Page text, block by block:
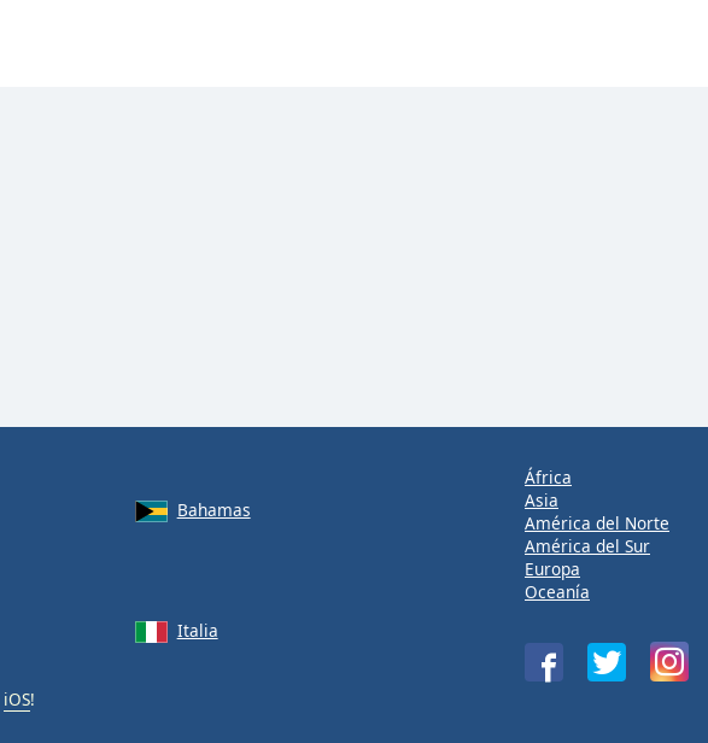
Bahamas
Italia
iOS!
África
Asia
América del Norte
América del Sur
Europa
Oceanía